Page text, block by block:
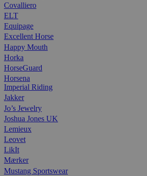
Covalliero
ELT
Equipage
Excellent Horse
Happy Mouth
Horka
HorseGuard
Horsena
Imperial Riding
Jakker
Jo’s Jewelry
Joshua Jones UK
Lemieux
Leovet
LikIt
Mærker
Mustang Sportswear